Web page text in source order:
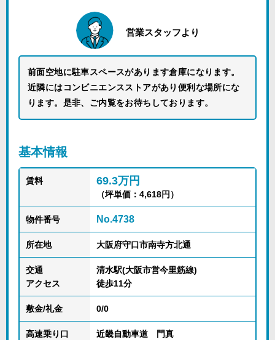
営業スタッフより
前面空地に駐車スペースがあります倉庫になります。
近隣にはコンビニエンスストアがあり便利な場所にな
ります。是非、ご内覧をお待ちしております。
基本情報
賃料 69.3万円
（坪単価：4,618円）
物件番号 No.4738
所在地 大阪府守口市南寺方北通
交通
アクセス
清水駅(大阪市営今里筋線)
徒歩11分
敷金/礼金 0/0
高速乗り口 近畿自動車道 門真